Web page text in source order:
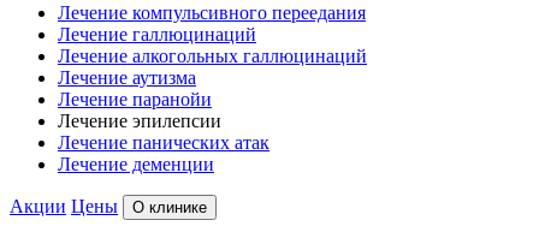
Лечение компульсивного переедания
Лечение галлюцинаций
Лечение алкогольных галлюцинаций
Лечение аутизма
Лечение паранойи
Лечение эпилепсии
Лечение панических атак
Лечение деменции
Акции Цены О клинике